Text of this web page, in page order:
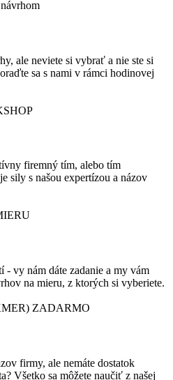
ale neviete si vybrať a nie ste si
sa s nami v rámci hodinovej
firemný tím, alebo tím
sily s našou expertízou a názov
- vy nám dáte zadanie a my vám
na mieru, z ktorých si vyberiete.
ZADARMO
firmy, ale nemáte dostatok
Všetko sa môžete naučiť z našej